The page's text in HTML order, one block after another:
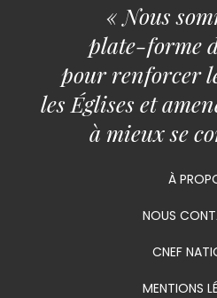
« Nous
plate-forme
pour renforcer
les Églises et
à mieux se
À
NOUS
CNEF
MENTIONS